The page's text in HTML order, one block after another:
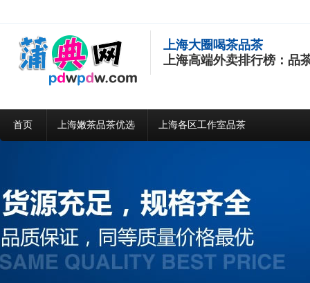
上海大圈喝茶品茶
上海高端外卖排行榜：品
首页 上海嫩茶品茶优选 上海各区工作室品茶